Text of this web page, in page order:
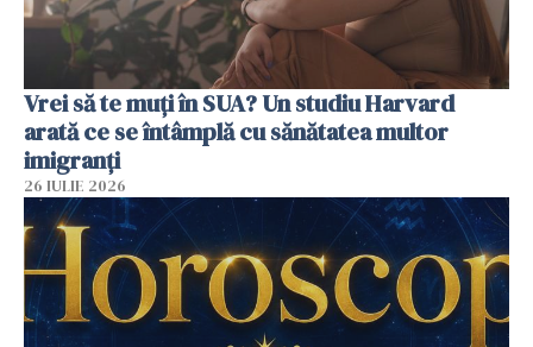
Vrei să te muți în SUA? Un studiu Harvard
arată ce se întâmplă cu sănătatea multor
imigranți
26 IULIE 2026